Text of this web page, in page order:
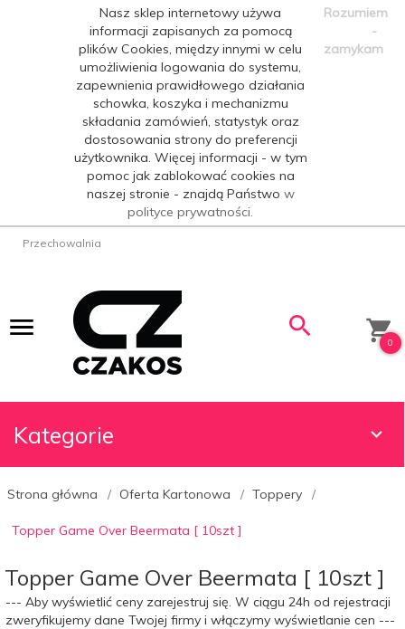
Nasz sklep internetowy używa
informacji zapisanych za pomocą
plików Cookies, między innymi w celu
umożliwienia logowania do systemu,
zapewnienia prawidłowego działania
schowka, koszyka i mechanizmu
składania zamówień, statystyk oraz
dostosowania strony do preferencji
użytkownika. Więcej informacji - w tym
pomoc jak zablokować cookies na
naszej stronie - znajdą Państwo w
polityce prywatności.
Rozumiem
-
zamykam
Przechowalnia
0
Kategorie
Strona główna Oferta Kartonowa Toppery
Topper Game Over Beermata [ 10szt ]
Topper Game Over Beermata [ 10szt ]
--- Aby wyświetlić ceny zarejestruj się. W ciągu 24h od rejestracji
zweryfikujemy dane Twojej firmy i włączymy wyświetlanie cen ---